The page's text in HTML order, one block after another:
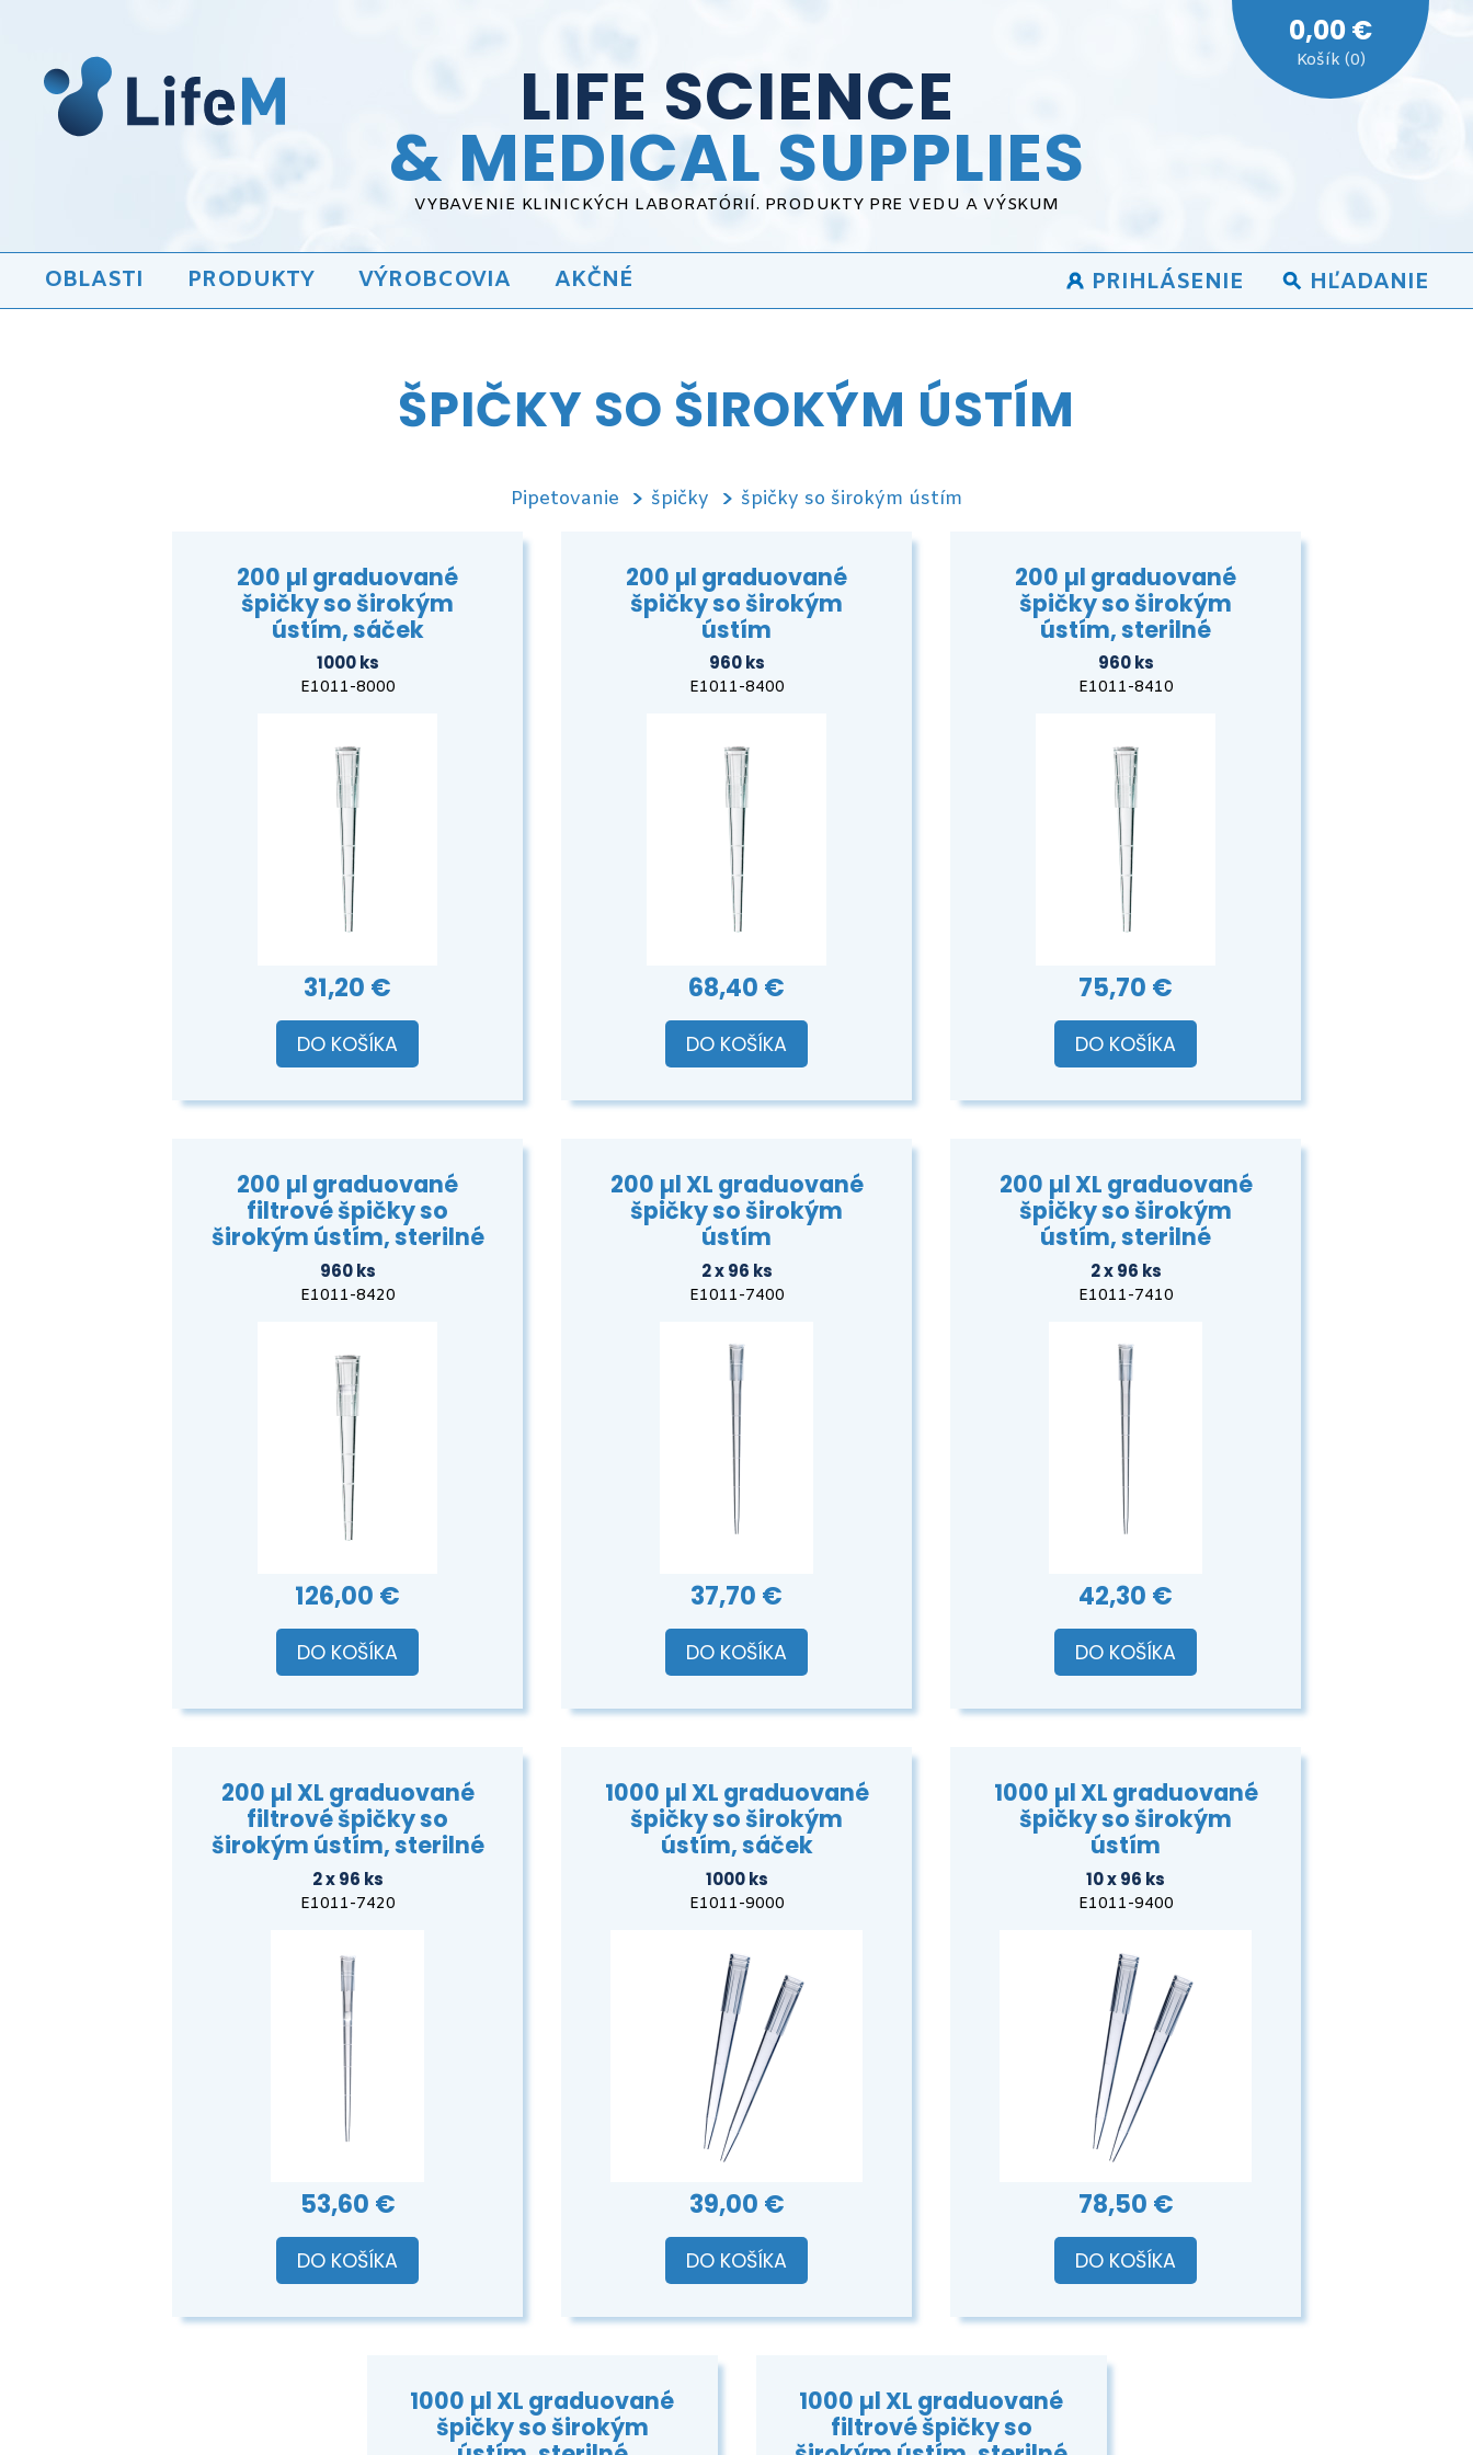
LIFE SCIENCE
& MEDICAL SUPPLIES
VYBAVENIE KLINICKÝCH LABORATÓRIÍ. PRODUKTY PRE VEDU A VÝSKUM
0,00 €
Košík (0)
OBLASTI PRODUKTY VÝROBCOVIA AKČNÉ HĽADANIE
PRIHLÁSENIE
ŠPIČKY SO ŠIROKÝM ÚSTÍM
Pipetovanie špičky špičky so širokým ústím
200 µl graduované
špičky so širokým
ústím, sáček
1000 ks
E1011-8000
31,20 €
DO KOŠÍKA
200 µl graduované
špičky so širokým
ústím
960 ks
E1011-8400
68,40 €
DO KOŠÍKA
200 µl graduované
špičky so širokým
ústím, sterilné
960 ks
E1011-8410
75,70 €
DO KOŠÍKA
200 µl graduované
filtrové špičky so
širokým ústím, sterilné
960 ks
E1011-8420
126,00 €
DO KOŠÍKA
200 µl XL graduované
špičky so širokým
ústím
2 x 96 ks
E1011-7400
37,70 €
DO KOŠÍKA
200 µl XL graduované
špičky so širokým
ústím, sterilné
2 x 96 ks
E1011-7410
42,30 €
DO KOŠÍKA
200 µl XL graduované
filtrové špičky so
širokým ústím, sterilné
2 x 96 ks
E1011-7420
53,60 €
DO KOŠÍKA
1000 µl XL graduované
špičky so širokým
ústím, sáček
1000 ks
E1011-9000
39,00 €
DO KOŠÍKA
1000 µl XL graduované
špičky so širokým
ústím
10 x 96 ks
E1011-9400
78,50 €
DO KOŠÍKA
1000 µl XL graduované
špičky so širokým
1000 µl XL graduované
filtrové špičky so